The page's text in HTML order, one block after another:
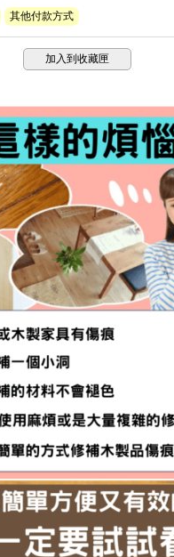
其他付款方式
加入到收藏匣